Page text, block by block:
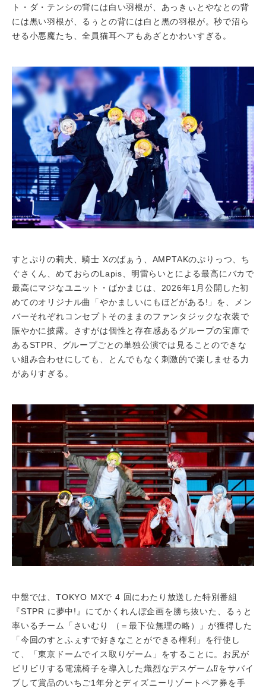
ト・ダ・テンシの背には白い羽根が、あっきぃとやなとの背
には黒い羽根が、るぅとの背には白と黒の羽根が。秒で沼ら
せる小悪魔たち、全員猫耳ヘアもあざとかわいすぎる。
すとぷりの莉犬、騎士 Xのばぁう、AMPTAKのぷりっつ、ち
ぐさくん、めておらのLapis、明雷らいとによる最高にバカで
最高にマジなユニット・ばかまじは、2026年1月公開した初
めてのオリジナル曲「やかましいにもほどがある!」を、メン
バーそれぞれコンセプトそのままのファンタジックな衣装で
賑やかに披露。さすがは個性と存在感あるグループの宝庫で
あるSTPR、グループごとの単独公演では見ることのできな
い組み合わせにしても、とんでもなく刺激的で楽しませる力
がありすぎる。
中盤では、TOKYO MXで 4 回にわたり放送した特別番組
『STPR に夢中!』にてかくれんぼ企画を勝ち抜いた、るぅと
率いるチーム「さいむり （＝最下位無理の略）」が獲得した
「今回のすとふぇすで好きなことができる権利」を行使し
て、「東京ドームでイス取りゲーム」をすることに。お尻が
ビリビリする電流椅子を導入した熾烈なデスゲーム⁉をサバイ
ブして賞品のいちご1年分とディズニーリゾートペア券を手